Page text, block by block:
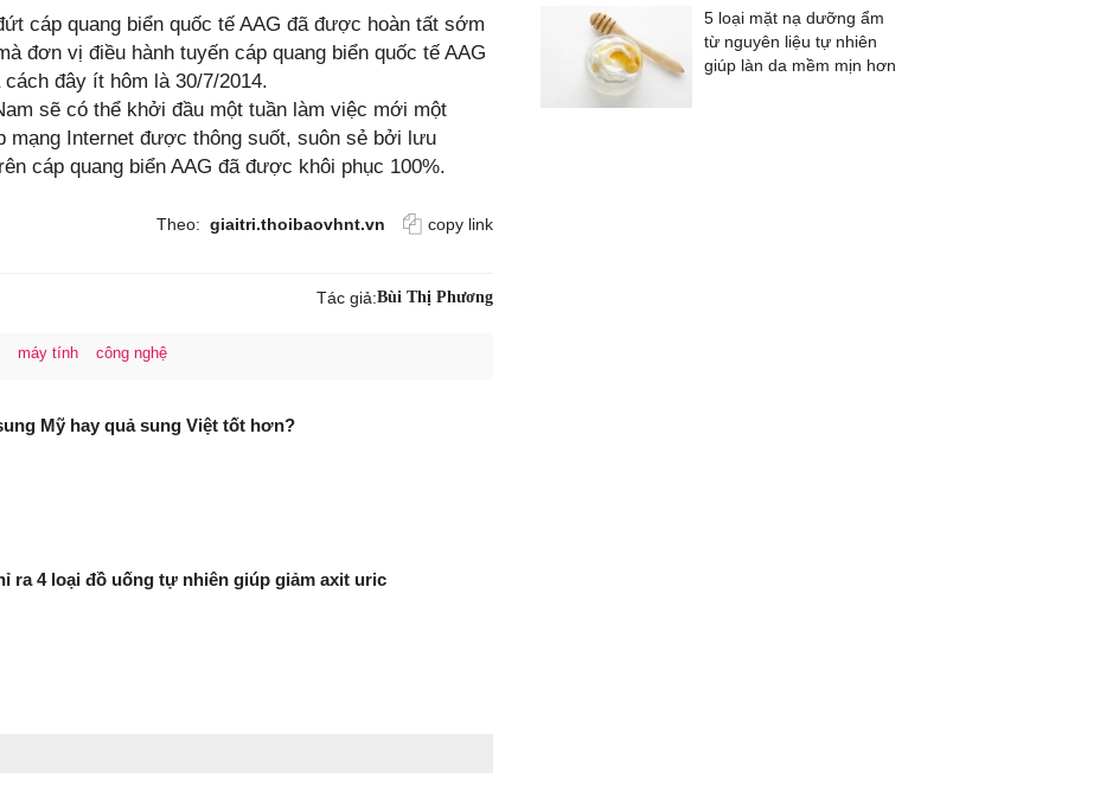
cáp quang biển quốc tế AAG đã được hoàn tất sớm
đơn vị điều hành tuyến cáp quang biển quốc tế AAG
đây ít hôm là 30/7/2014.
sẽ có thể khởi đầu một tuần làm việc mới một
Internet được thông suốt, suôn sẻ bởi lưu
cáp quang biển AAG đã được khôi phục 100%.
Theo: giaitri.thoibaovhnt.vn copy link
Tác giả:Bùi Thị Phương
máy tính công nghệ
Mỹ hay quả sung Việt tốt hơn?
ra 4 loại đồ uống tự nhiên giúp giảm axit uric
5 loại mặt nạ dưỡng ẩm
từ nguyên liệu tự nhiên
giúp làn da mềm mịn hơn